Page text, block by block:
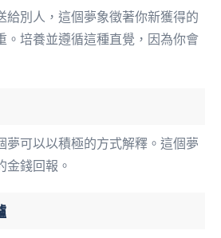
給別人，這個夢象徵著你新獲得的
。培養並遵循這種直覺，因為你會
夢可以以積極的方式解釋。這個夢
金錢回報。